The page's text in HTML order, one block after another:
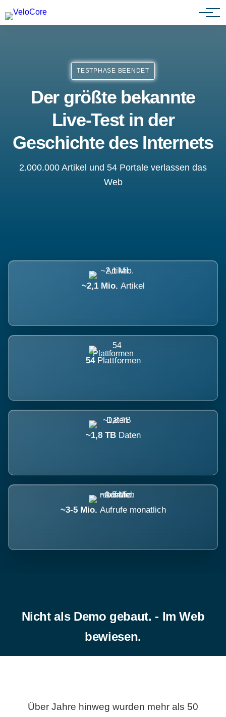
Partnerprogramm
TESTPHASE BEENDET
Der größte bekannte
Live-Test in der
Geschichte des Internets
2.000.000 Artikel und 54 Portale verlassen das
Web
~2,1 Mio. Artikel
54 Plattformen
~1,8 TB Daten
~3-5 Mio. Aufrufe monatlich
Nicht als Demo gebaut. - Im Web
bewiesen.
Über Jahre hinweg wurden mehr als 50